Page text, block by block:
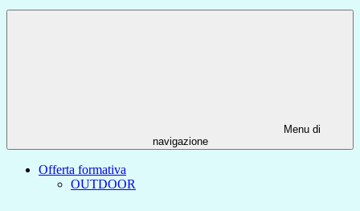
Menu di
navigazione
Offerta formativa
OUTDOOR